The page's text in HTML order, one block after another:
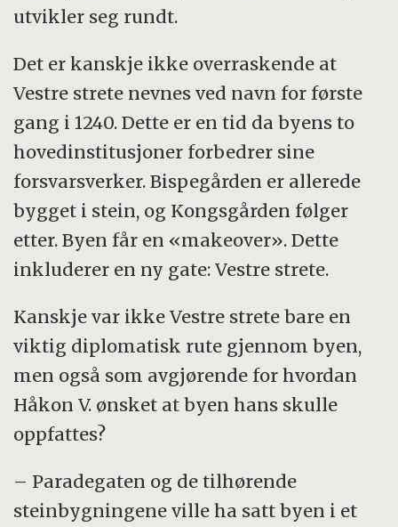
utvikler seg rundt.
Det er kanskje ikke overraskende at
Vestre strete nevnes ved navn for første
gang i 1240. Dette er en tid da byens to
hovedinstitusjoner forbedrer sine
forsvarsverker. Bispegården er allerede
bygget i stein, og Kongsgården følger
etter. Byen får en «makeover». Dette
inkluderer en ny gate: Vestre strete.
Kanskje var ikke Vestre strete bare en
viktig diplomatisk rute gjennom byen,
men også som avgjørende for hvordan
Håkon V. ønsket at byen hans skulle
oppfattes?
– Paradegaten og de tilhørende
steinbygningene ville ha satt byen i et